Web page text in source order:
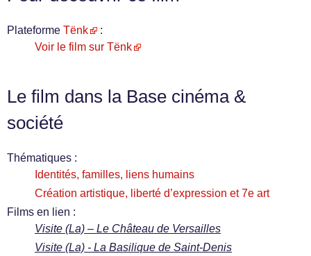
Plateforme Tënk
:
Voir le film sur Tënk
Le film dans la Base cinéma &
société
Thématiques :
Identités, familles, liens humains
Création artistique, liberté d’expression et 7e art
Films en lien :
Visite (La) – Le Château de Versailles
Visite (La) - La Basilique de Saint-Denis